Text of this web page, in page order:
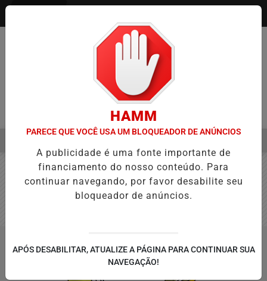
EM ALTA
HAMM
PARECE QUE VOCÊ USA UM BLOQUEADOR DE ANÚNCIOS
A publicidade é uma fonte importante de
financiamento do nosso conteúdo. Para
continuar navegando, por favor desabilite seu
bloqueador de anúncios.
APÓS DESABILITAR, ATUALIZE A PÁGINA PARA CONTINUAR SUA
NAVEGAÇÃO!